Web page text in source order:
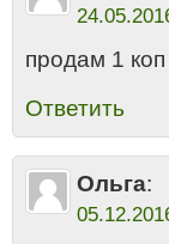
продам 1
Ответить
Ольга: